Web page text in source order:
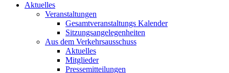
Aktuelles
Veranstaltungen
Gesamtveranstaltungs Kalender
Sitzungsangelegenheiten
Aus dem Verkehrsausschuss
Aktuelles
Mitglieder
Pressemitteilungen